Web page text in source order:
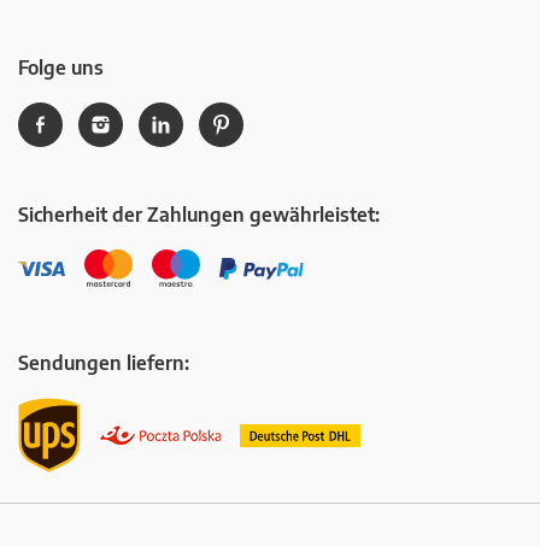
Folge uns
Sicherheit der Zahlungen gewährleistet:
Sendungen liefern: